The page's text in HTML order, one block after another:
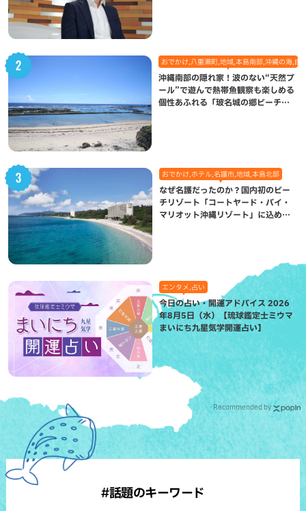
おでかけ,八重瀬町,地域,本島南部,沖縄の海,自
沖縄南部の隠れ家！波のない“天然プ
ール”で遊んで熱帯魚観察も楽しめる
個性あふれる「玻名城の郷ビーチ」
おでかけ,ホテル,名護市,地域,本島北部
なぜ名護だったのか？国内初のビー
チリゾート「コートヤード・バイ・
マリオット沖縄リゾート」に込めら
エンタメ,占い
今日の占い・開運アドバイス 2026
年8月5日（水）【琉球鑑定士ミウマ
まいにち九星気学開運占い】
Recommended by
#話題のキーワード